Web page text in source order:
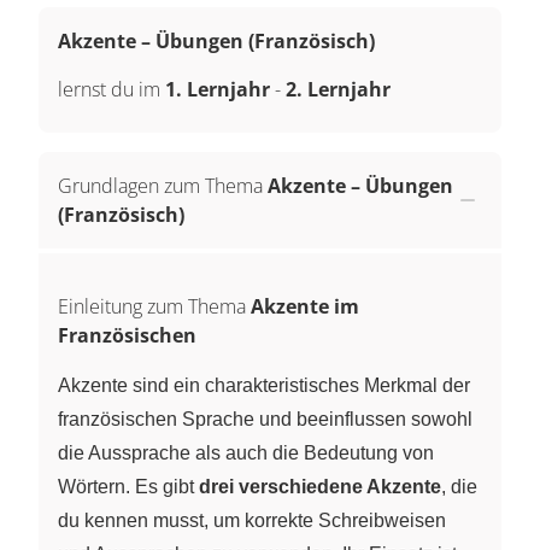
Akzente – Übungen (Französisch)
lernst du im 1. Lernjahr-2. Lernjahr
Grundlagen zum ThemaAkzente – Übungen
(Französisch)
Einleitung zum ThemaAkzente im
Französischen
Akzente sind ein charakteristisches Merkmal der
französischen Sprache und beeinflussen sowohl
die Aussprache als auch die Bedeutung von
Wörtern. Es gibtdrei verschiedene Akzente, die
du kennen musst, um korrekte Schreibweisen